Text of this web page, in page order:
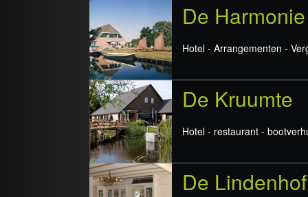
De Harmonie
Hotel - Arrangementen -
De Kruumte
Hotel - restaurant -
De Lindenhof